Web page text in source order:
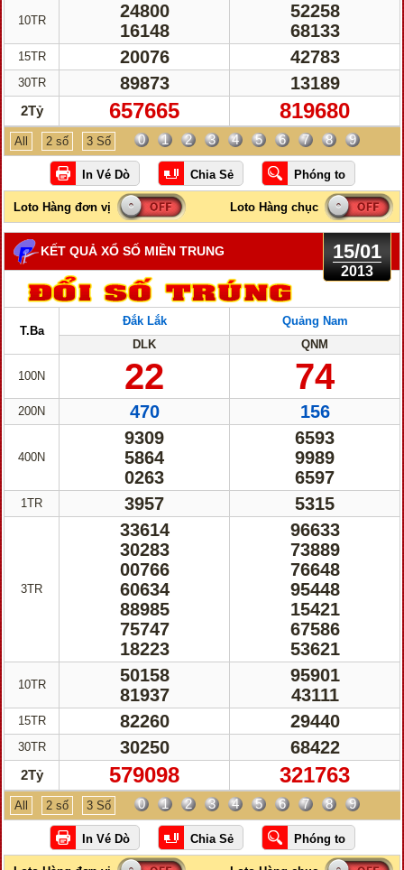
10TR
15TR
30TR
2Tỷ
24800
16148
20076
89873
657665
52258
68133
42783
13189
819680
All 2 số 3 Số 0 1 2 3 4 5 6 7 8 9
KẾT QUẢ XỔ SỐ MIỀN TRUNG 15/01
2013
T.Ba
100N
200N
400N
1TR
3TR
10TR
15TR
30TR
2Tỷ
Đắk Lắk
DLK
22
470
9309
5864
0263
3957
33614
30283
00766
60634
88985
75747
18223
50158
81937
82260
30250
579098
Quảng Nam
QNM
74
156
6593
9989
6597
5315
96633
73889
76648
95448
15421
67586
53621
95901
43111
29440
68422
321763
All 2 số 3 Số 0 1 2 3 4 5 6 7 8 9